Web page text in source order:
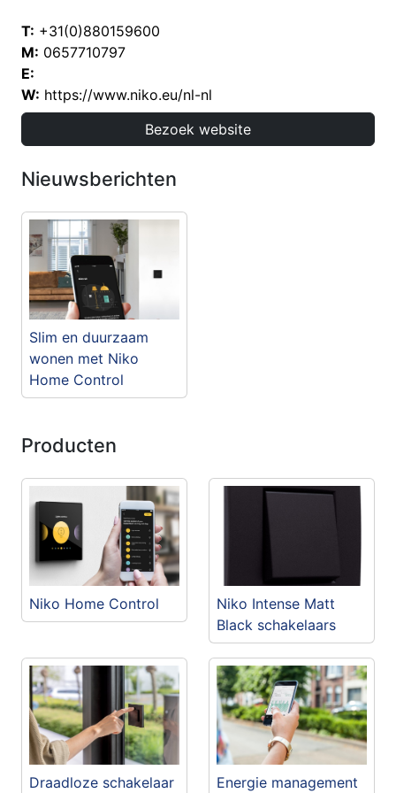
T: +31(0)880159600
M: 0657710797
E:
W: https://www.niko.eu/nl-nl
Bezoek website
Nieuwsberichten
Slim en duurzaam
wonen met Niko
Home Control
Producten
Niko Home Control
Niko Intense Matt
Black schakelaars
Draadloze schakelaar
Energie management